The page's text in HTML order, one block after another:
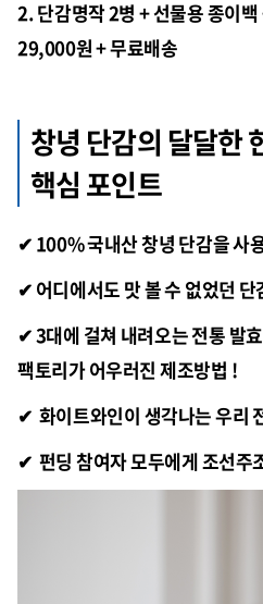
2. 단감명작 2병 + 선물용 종이
29,000원 + 무료배송
창녕 단감의 달달한
핵심 포인트
✔ 100% 국내산 창녕 단감을 사
✔ 어디에서도 맛 볼 수 없었던 단
✔ 3대에 걸쳐 내려오는 전통 발
팩토리가 어우러진 제조방법 !
✔ 화이트와인이 생각나는 우리
✔ 펀딩 참여자 모두에게 조선주